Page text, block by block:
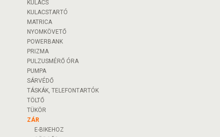
KULACS
KULACSTARTÓ
MATRICA
NYOMKÖVETŐ
POWERBANK
PRIZMA
PULZUSMÉRŐ ÓRA
PUMPA
SÁRVÉDŐ
TÁSKÁK, TELEFONTARTÓK
TÖLTŐ
TÜKÖR
ZÁR
E-BIKEHOZ